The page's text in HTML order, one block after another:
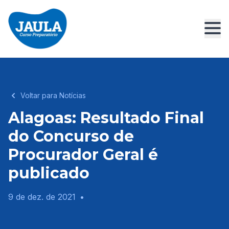
Voltar para Notícias
Alagoas: Resultado Final
do Concurso de
Procurador Geral é
publicado
9 de dez. de 2021 •